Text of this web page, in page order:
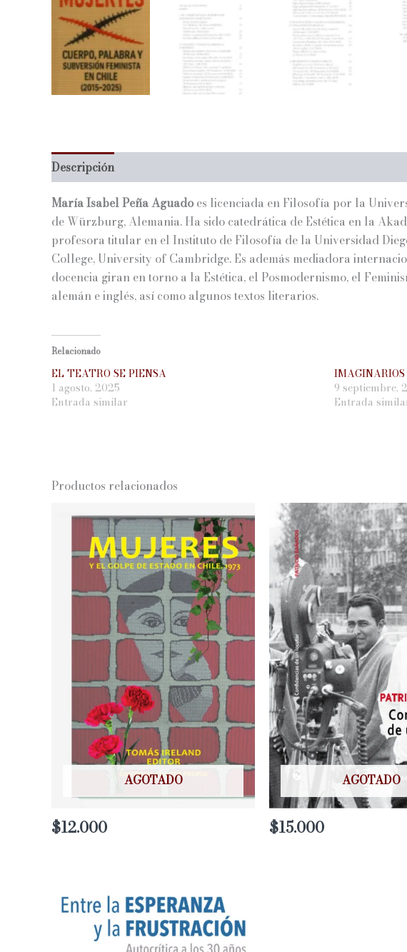
Descripción
María Isabel Peña Aguadoes licenciada en Filosofía por la
de Würzburg, Alemania. Ha sido catedrática de Estética en la
profesora titular en el Instituto de Filosofía de la Universidad
College, University of Cambridge. Es además mediadora
docencia giran en torno a la Estética, el Posmodernismo, el
alemán e inglés, así como algunos textos literarios.
Relacionado
EL TEATRO SE PIENSA
1 agosto, 2025
Entrada similar
9 septiembre,
Entrada
Productos relacionados
AGOTADO
$12.000
AGOTADO
$15.000